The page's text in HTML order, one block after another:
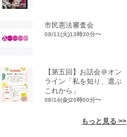
市民憲法審査会
08/11(火)13時30分〜
【第五回】お話会＠オン
ライン「私を知り、選ぶ
これから」
08/14(金)20時00分〜
もっと見る >>